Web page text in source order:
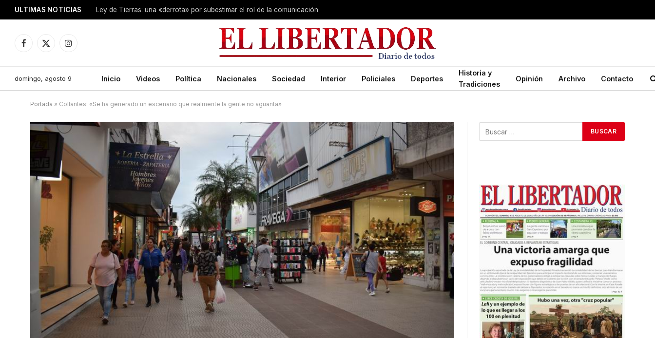
ULTIMAS NOTICIAS Ley de Tierras: una «derrota» por subestimar el rol de la comunicación
Facebook
X
Instagram
domingo, agosto 9 Inicio Videos Política Nacionales Sociedad Interior Policiales Deportes
Historia y
Tradiciones
Opinión Archivo Contacto
Portada » Collantes: «Se ha generado un escenario que realmente la gente no aguanta»